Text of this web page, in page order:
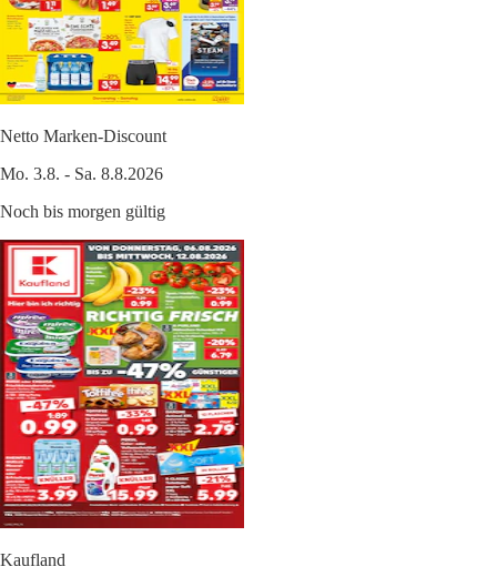
Netto Marken-Discount
Mo. 3.8. - Sa. 8.8.2026
Noch bis morgen gültig
Kaufland